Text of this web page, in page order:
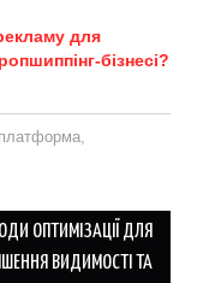
для
бізнесі?
,
ОПТИМІЗАЦІЇ ДЛЯ
ВИДИМОСТІ ТА